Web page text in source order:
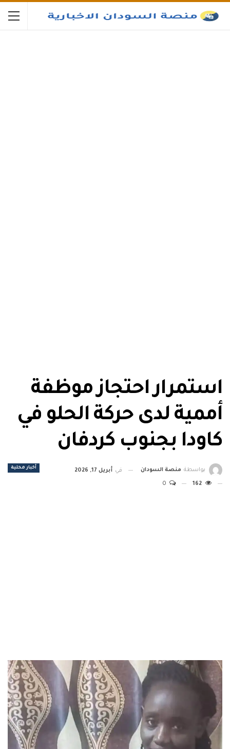
استمرار احتجاز موظفة
أممية لدى حركة الحلو في
كاودا بجنوب كردفان
أخبار محلية بواسطة منصة السودان في أبريل 17, 2026
162